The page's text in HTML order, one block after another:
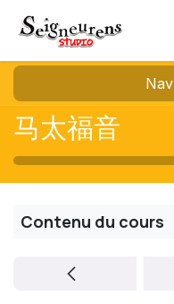
Nav
马太福音
Contenu du cours